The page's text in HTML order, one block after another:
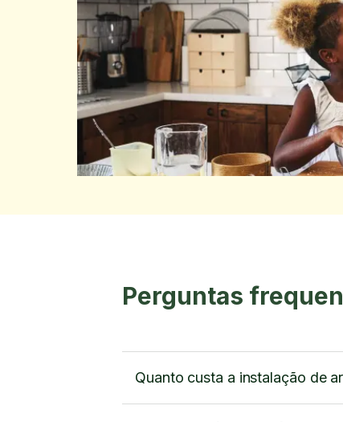
Perguntas
Quanto custa a instalação de